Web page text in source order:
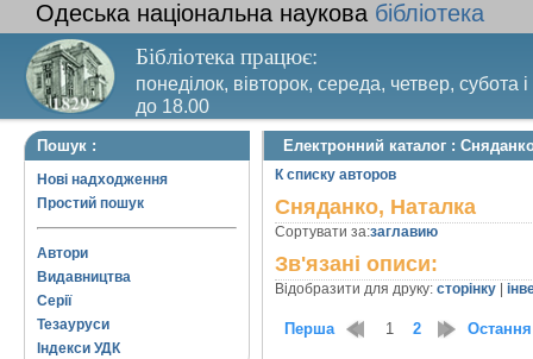
Одеська національна наукова бібліотека
Бібліотека працює:
понеділок, вівторок, середа, четвер, субота
до 18.00
Вихідний день – п’ятниця. Останній четвер
Пошук :
Нові надходження
Простий пошук
Автори
Видавництва
Серії
Тезауруси
Індекси УДК
Електронний каталог :
К списку авторов
Сняданко, Наталка
Сортувати за:заглавию
Зв'язані описи:
Відобразити для друку: сторінку
Перша 1 2 Остання